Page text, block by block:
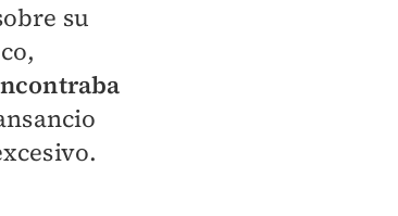
su